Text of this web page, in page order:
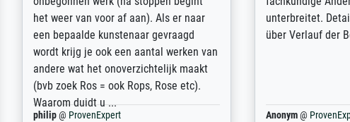
Ehefrau sein zum Hochzeits- gleichzeitig
auch Geburtstag sein) doch nach zu
Hause zugestellt wurde.
Jürgen@ProvenExpert
am based in the
searching for a
SJL@ProvenExpert